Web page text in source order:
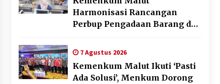
Harmonisasi Rancangan
Perbup Pengadaan Barang dan
7 Agustus 2026
Kemenkum Malut Ikuti ‘Pasti
Ada Solusi’, Menkum Dorong